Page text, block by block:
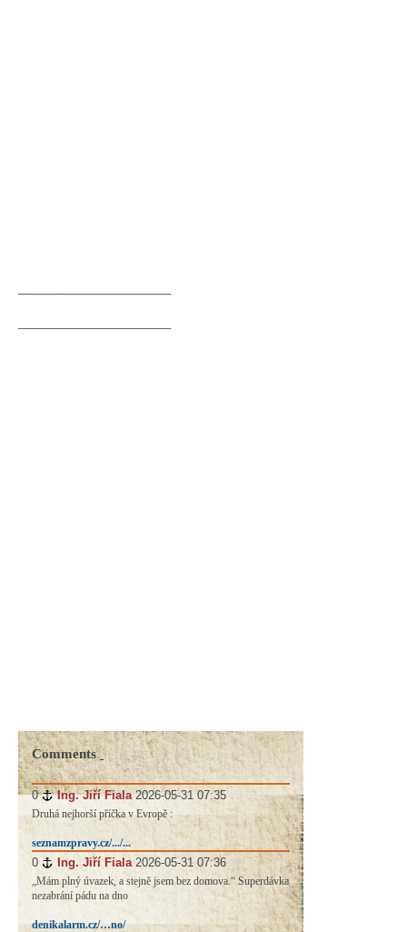
Comments
0 # Ing. Jiří Fiala 2026-05-31 07:35
Druhá nejhorší příčka v Evropě :
seznamzpravy.cz/.../...
0 # Ing. Jiří Fiala 2026-05-31 07:36
„Mám plný úvazek, a stejně jsem bez domova.“ Superdávka
nezabrání pádu na dno
denikalarm.cz/…no/